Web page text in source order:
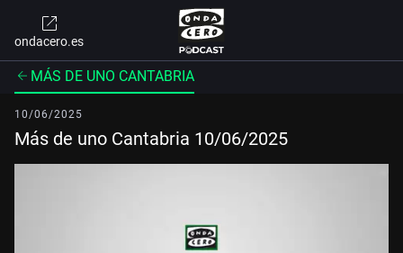
ondacero.es
MÁS DE UNO CANTABRIA
10/06/2025
Más de uno Cantabria 10/06/2025